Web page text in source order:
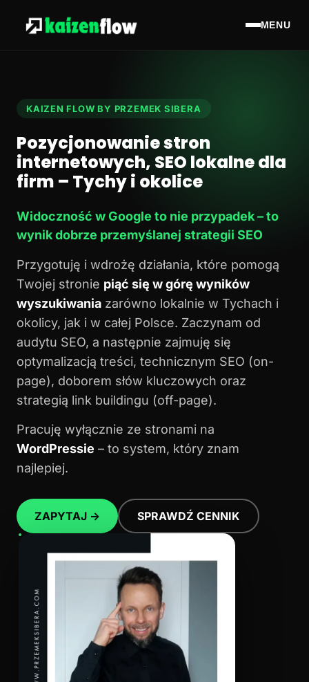
MENU
KAIZEN FLOW BY PRZEMEK SIBERA
Pozycjonowanie stron
internetowych, SEO lokalne dla
firm – Tychy i okolice
Widoczność w Google to nie przypadek – to
wynik dobrze przemyślanej strategii SEO
Przygotuję i wdrożę działania, które pomogą
Twojej stronie piąć się w górę wyników
wyszukiwania zarówno lokalnie w Tychach i
okolicy, jak i w całej Polsce. Zaczynam od
audytu SEO, a następnie zajmuję się
optymalizacją treści, technicznym SEO (on-
page), doborem słów kluczowych oraz
strategią link buildingu (off-page).
Pracuję wyłącznie ze stronami na
WordPressie – to system, który znam
najlepiej.
ZAPYTAJ → SPRAWDŹ CENNIK